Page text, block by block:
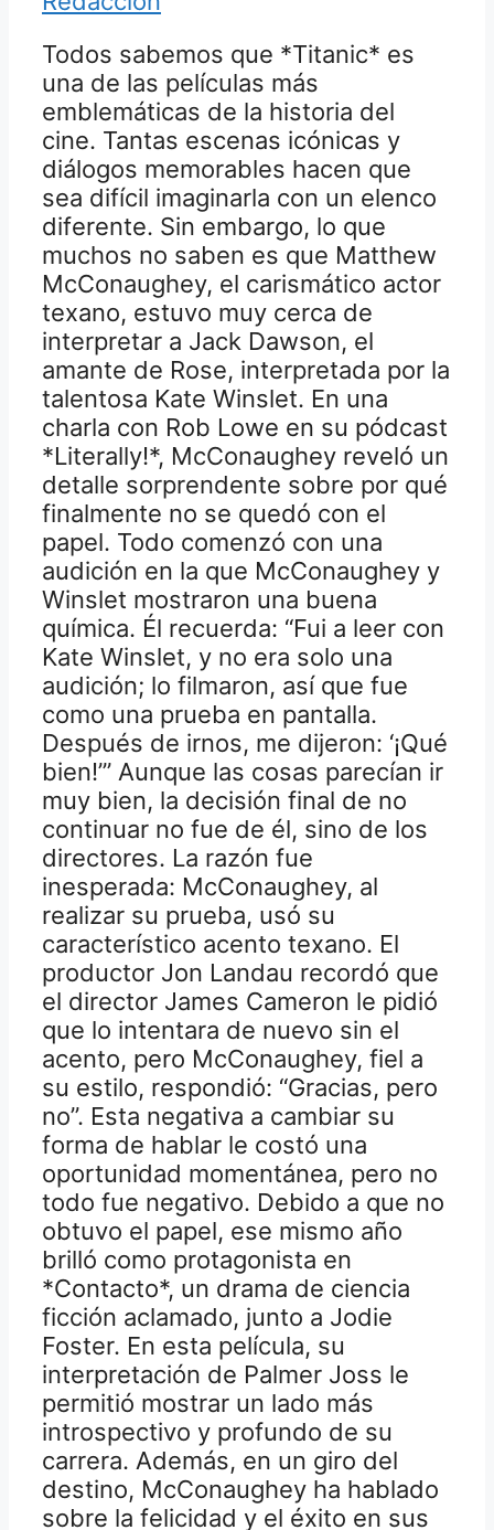
Todos sabemos que *Titanic* es
una de las películas más
emblemáticas de la historia del
cine. Tantas escenas icónicas y
diálogos memorables hacen que
sea difícil imaginarla con un elenco
diferente. Sin embargo, lo que
muchos no saben es que Matthew
McConaughey, el carismático actor
texano, estuvo muy cerca de
interpretar a Jack Dawson, el
amante de Rose, interpretada por la
talentosa Kate Winslet. En una
charla con Rob Lowe en su pódcast
*Literally!*, McConaughey reveló un
detalle sorprendente sobre por qué
finalmente no se quedó con el
papel. Todo comenzó con una
audición en la que McConaughey y
Winslet mostraron una buena
química. Él recuerda: “Fui a leer con
Kate Winslet, y no era solo una
audición; lo filmaron, así que fue
como una prueba en pantalla.
Después de irnos, me dijeron: ‘¡Qué
bien!’” Aunque las cosas parecían ir
muy bien, la decisión final de no
continuar no fue de él, sino de los
directores. La razón fue
inesperada: McConaughey, al
realizar su prueba, usó su
característico acento texano. El
productor Jon Landau recordó que
el director James Cameron le pidió
que lo intentara de nuevo sin el
acento, pero McConaughey, fiel a
su estilo, respondió: “Gracias, pero
no”. Esta negativa a cambiar su
forma de hablar le costó una
oportunidad momentánea, pero no
todo fue negativo. Debido a que no
obtuvo el papel, ese mismo año
brilló como protagonista en
*Contacto*, un drama de ciencia
ficción aclamado, junto a Jodie
Foster. En esta película, su
interpretación de Palmer Joss le
permitió mostrar un lado más
introspectivo y profundo de su
carrera. Además, en un giro del
destino, McConaughey ha hablado
sobre la felicidad y el éxito en sus